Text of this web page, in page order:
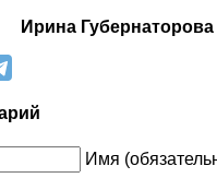
Имя